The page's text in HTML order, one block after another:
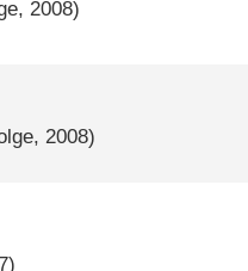
2008)
2008)